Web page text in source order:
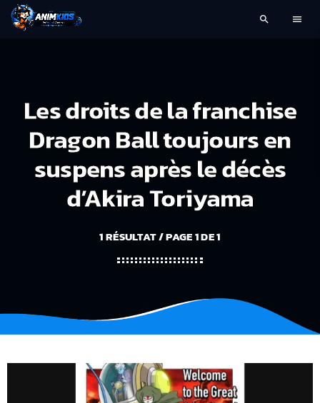
search menu
Les droits de la franchise
Dragon Ball toujours en
suspens après le décès
d’Akira Toriyama
1 RÉSULTAT / PAGE 1 DE 1